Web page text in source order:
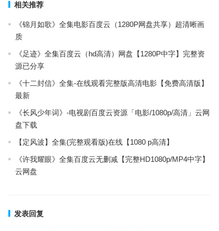
相关推荐
《锦月如歌》全集电影百度云（1280P网盘共享）超清晰画
质
《足迹》全集百度云（hd高清）网盘【1280P中字】完整资
源已分享
《十二封信》全集-在线观看完整版高清电影【免费高清版】
最新
《长风少年词》-电视剧百度云资源「电影/1080p/高清」云网
盘下载
【定风波】全集(完整观看版)在线【1080 p高清】
《许我耀眼》全集百度云无删减【完整HD1080p/MP4中字】
云网盘
发表回复